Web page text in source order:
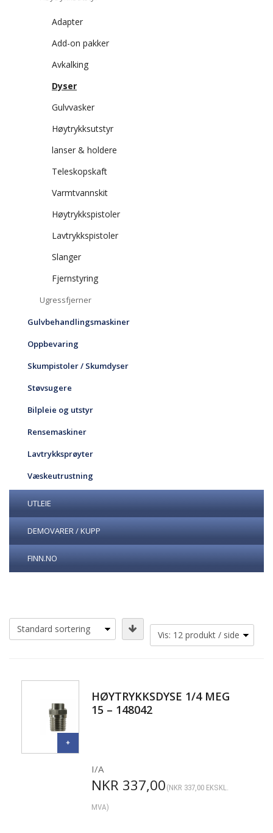
Adapter
Add-on pakker
Avkalking
Dyser
Gulvvasker
Høytrykksutstyr
lanser & holdere
Teleskopskaft
Varmtvannskit
Høytrykkspistoler
Lavtrykkspistoler
Slanger
Fjernstyring
Ugressfjerner
Gulvbehandlingsmaskiner
Oppbevaring
Skumpistoler / Skumdyser
Støvsugere
Bilpleie og utstyr
Rensemaskiner
Lavtrykksprøyter
Væskeutrustning
UTLEIE
DEMOVARER / KUPP
FINN.NO
HØYTRYKKSDYSE 1/4 MEG
15 – 148042
I/A
NKR 337,00 (NKR 337,00EKSKL.
MVA)